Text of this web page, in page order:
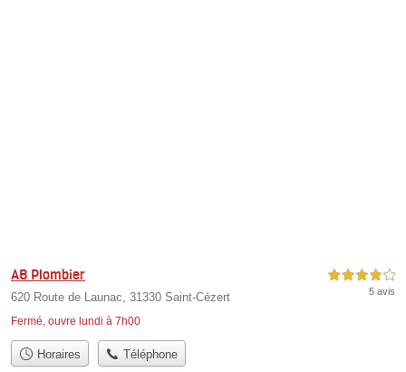
AB Plombier
620 Route de Launac, 31330 Saint-Cézert
Fermé, ouvre lundi à 7h00
4,0 étoiles sur 5
5 avis
Horaires Téléphone